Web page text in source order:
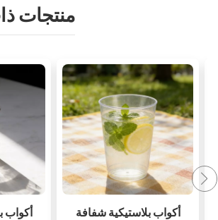
منتجات
أكواب
كوب بلاستيكي شفاف